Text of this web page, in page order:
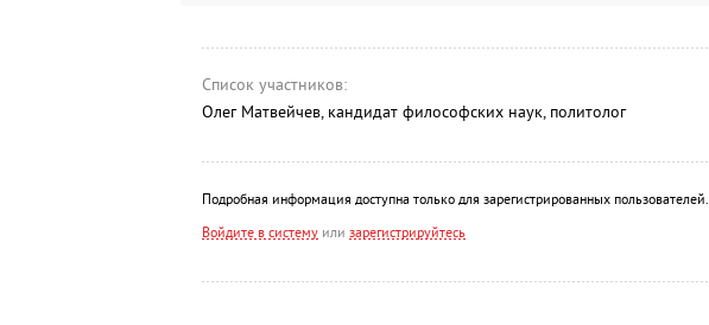
Список участников:
Олег Матвейчев, кандидат философских наук, политолог
Подробная информация доступна только для зарегистрированных пользователей.
Войдите в системуили зарегистрируйтесь